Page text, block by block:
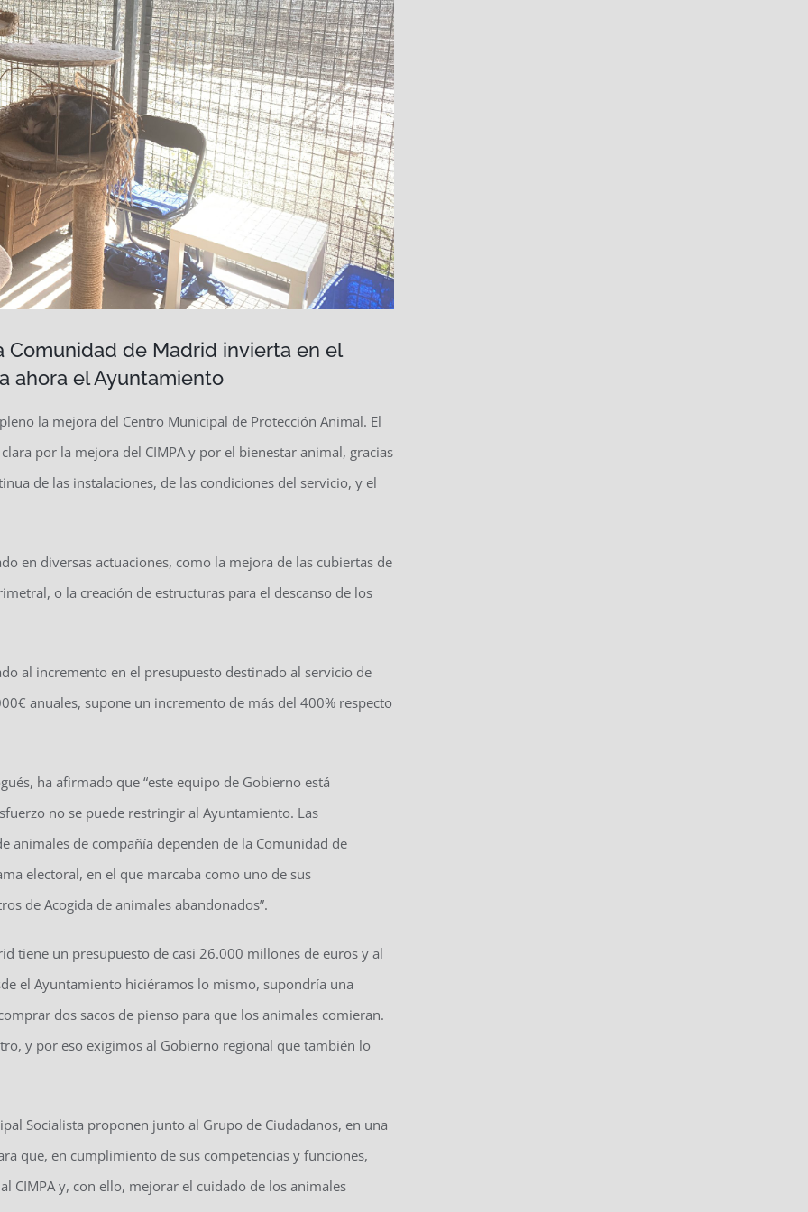
Comunidad de Madrid invierta en el
ahora el Ayuntamiento
la mejora del Centro Municipal de Protección Animal. El
por la mejora del CIMPA y por el bienestar animal, gracias
de las instalaciones, de las condiciones del servicio, y el
en diversas actuaciones, como la mejora de las cubiertas de
o la creación de estructuras para el descanso de los
al incremento en el presupuesto destinado al servicio de
anuales, supone un incremento de más del 400% respecto
ha afirmado que “este equipo de Gobierno está
no se puede restringir al Ayuntamiento. Las
animales de compañía dependen de la Comunidad de
electoral, en el que marcaba como uno de sus
de Acogida de animales abandonados”.
tiene un presupuesto de casi 26.000 millones de euros y al
el Ayuntamiento hiciéramos lo mismo, supondría una
dos sacos de pienso para que los animales comieran.
y por eso exigimos al Gobierno regional que también lo
Socialista proponen junto al Grupo de Ciudadanos, en una
que, en cumplimiento de sus competencias y funciones,
CIMPA y, con ello, mejorar el cuidado de los animales